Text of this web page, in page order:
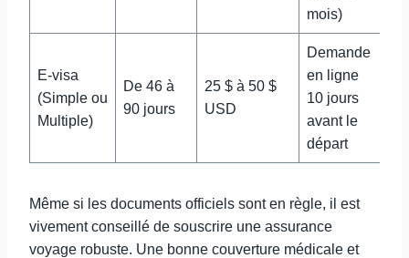
mois)
E-visa
(Simple ou
Multiple)
De 46 à
90 jours
25 $ à 50 $
USD
Demande
en ligne
10 jours
avant le
départ
Même si les documents officiels sont en règle, il est
vivement conseillé de souscrire une assurance
voyage robuste. Une bonne couverture médicale et